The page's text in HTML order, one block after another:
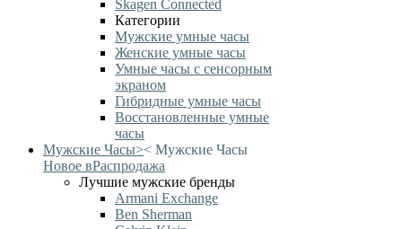
Skagen Connected
Категории
Мужские умные часы
Женские умные часы
Умные часы с сенсорным
экраном
Гибридные умные часы
Восстановленные умные
часы
Мужские Часы>< Мужские Часы
Новое вРаспродажа
Лучшие мужские бренды
Armani Exchange
Ben Sherman